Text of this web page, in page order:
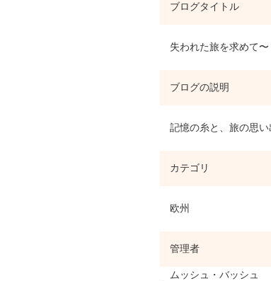
ブログタイトル
失われた旅を求めて〜
ブログの説明
記憶の糸と、旅の思い
カテゴリ
欧州
管理者
ムッシュ・バッシュ